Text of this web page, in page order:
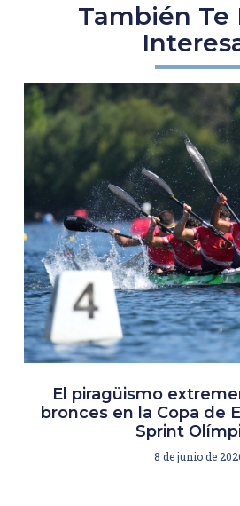
También Te
El piragüismo
bronces en la Copa de
Sprint
8 de junio de